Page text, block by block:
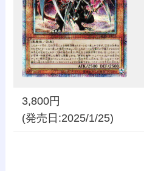
3,800円
(発売日:2025/1/25)